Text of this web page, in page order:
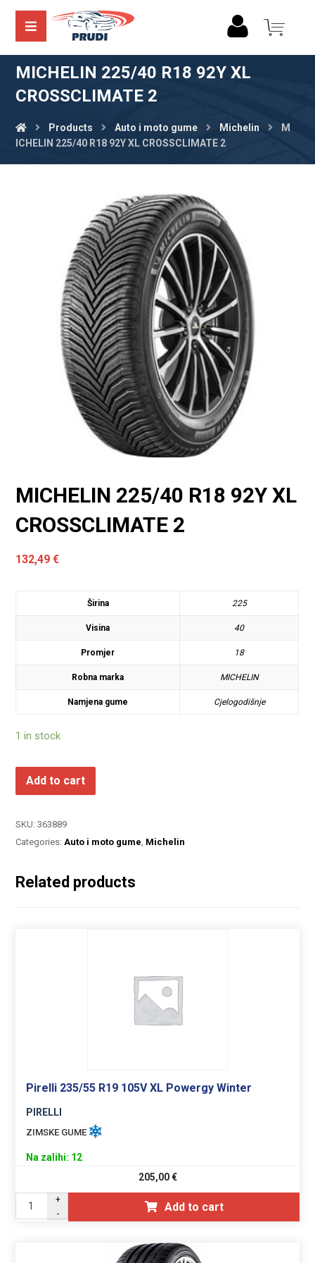
MICHELIN 225/40 R18 92Y XL
CROSSCLIMATE 2
Products Auto i moto gume Michelin
M
ICHELIN 225/40 R18 92Y XL CROSSCLIMATE 2
MICHELIN 225/40 R18 92Y XL
CROSSCLIMATE 2
132,49€
Širina 225
Visina 40
Promjer 18
Robna marka MICHELIN
Namjena gume Cjelogodišnje
1 in stock
Add to cart
SKU:363889
Categories:Auto i moto gume, Michelin
Related products
Pirelli 235/55 R19 105V XL Powergy Winter
PIRELLI
ZIMSKE GUME
Na zalihi: 12
205,00€
+
-
Add to cart